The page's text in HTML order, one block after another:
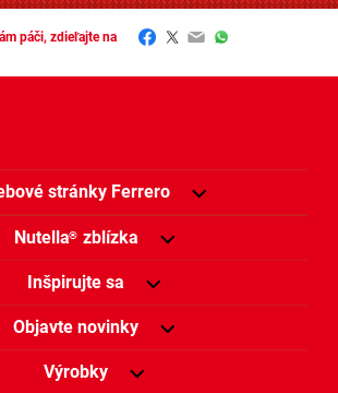
páči, zdieľajte na Facebook
Twitter
EmailWhatsApp
stránky Ferrero
Nutella® zblízka
Inšpirujte sa
Objavte novinky
Výrobky